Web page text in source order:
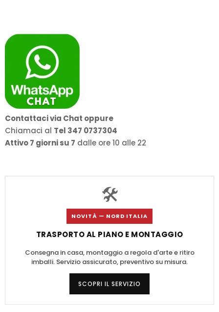
Contattaci via Chat oppure
Chiamaci al Tel 347 0737304
Attivo 7 giorni su 7 dalle ore 10 alle 22
🛠️
NOVITÀ — NORD ITALIA
TRASPORTO AL PIANO E MONTAGGIO
Consegna in casa, montaggio a regola d'arte e ritiro
imballi. Servizio assicurato, preventivo su misura.
SCOPRI IL SERVIZIO